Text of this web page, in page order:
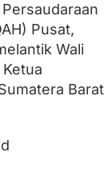
Pusat,
Wali
Barat